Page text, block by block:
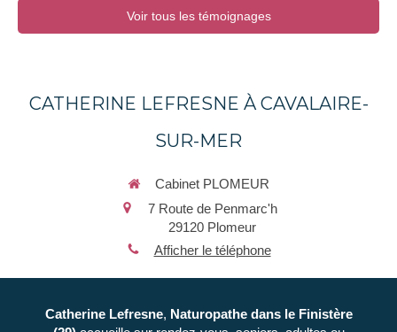
Voir tous les témoignages
CATHERINE LEFRESNE À CAVALAIRE-
SUR-MER
Cabinet PLOMEUR
7 Route de Penmarc'h
29120 Plomeur
Afficher le téléphone
Catherine Lefresne, Naturopathe dans le Finistère